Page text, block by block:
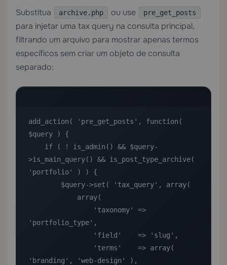
Substitua archive.php ou use pre_get_posts
para injetar uma tax query na consulta principal,
filtrando um arquivo para mostrar apenas termos
específicos sem criar um objeto de consulta
separado:
add_action( 'pre_get_posts', function(
$query ) {
>is_main_query() && is_post_type_archive(
'portfolio' ) ) {
'portfolio_type',
'branding', 'web-design' ),